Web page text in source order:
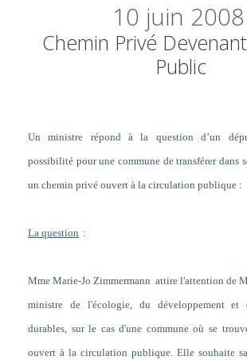
10 juin 2008
Chemin Privé
Public
Un ministre répond à la question d’un
possibilité pour une commune de transférer dans
un chemin privé ouvert à la circulation publique :
La question :
Mme Marie-Jo Zimmermann attire l'attention de
ministre de l'écologie, du développement et
durables, sur le cas d'une commune où se
ouvert à la circulation publique. Elle souhaite